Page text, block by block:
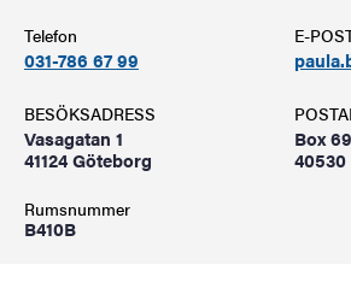
Telefon
031-786 67 99
E-
BESÖKSADRESS
Vasagatan 1
41124 Göteborg
Rumsnummer
B410B
Box